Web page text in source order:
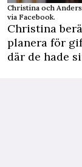
Christina och
via Facebook.
Christina
planera för
där de hade